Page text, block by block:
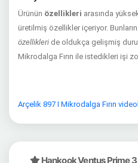
Ürünün özellikleri arasında
üretilmiş özellikler içeriyor.
özellikleri de oldukça gelişmiş
Mikrodalga Fırın ile istedikleri işi
Arçelik 897 I Mikrodalga Fırın
Hankook Ventus Prime